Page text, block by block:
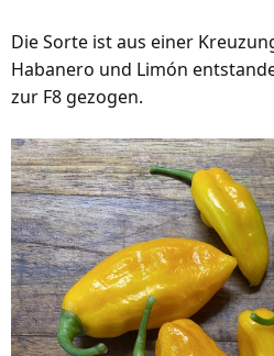
Die Sorte ist aus einer
Habanero und Limón
zur F8 gezogen.